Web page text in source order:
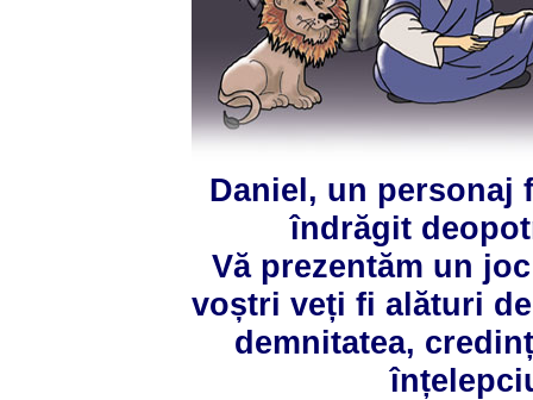
Daniel, un personaj
îndrăgit
Vă prezentăm un
voștri veți fi alături
demnitatea,